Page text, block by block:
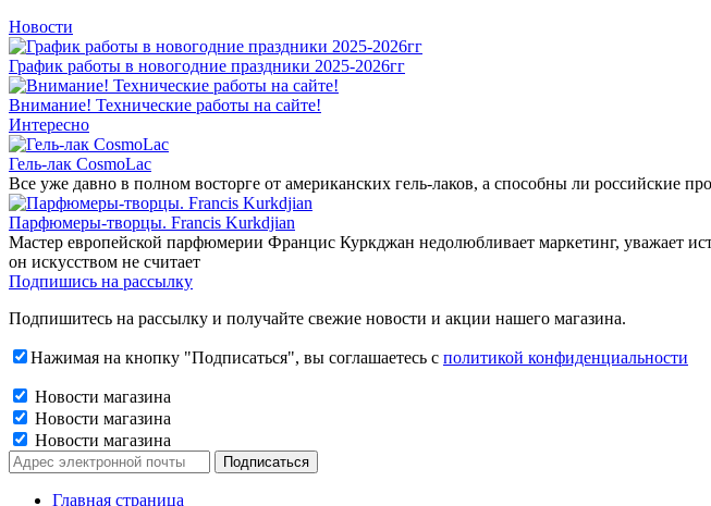
Новости
График работы в новогодние праздники 2025-2026гг
Внимание! Технические работы на сайте!
Интересно
Гель-лак CosmoLac
Все уже давно в полном восторге от американских гель-лаков, а способны ли российские
Парфюмеры-творцы. Francis Kurkdjian
Мастер европейской парфюмерии Францис Куркджан недолюбливает маркетинг, уважает
он искусством не считает
Подпишись на рассылку
Подпишитесь на рассылку и получайте свежие новости и акции нашего магазина.
Нажимая на кнопку "Подписаться", вы соглашаетесь с политикой конфиденциальности
Новости магазина
Новости магазина
Новости магазина
Главная страница